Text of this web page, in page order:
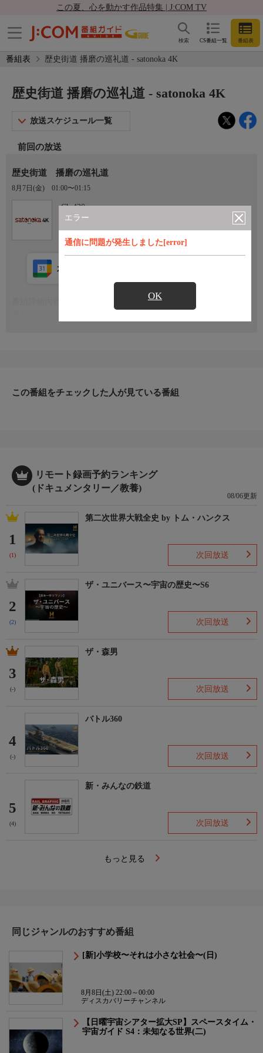
この夏、心を動かす作品特集 | J:COM TV
CS番組一覧 番組表
検索
番組表 歴史街道 播磨の巡礼道 - satonoka 4K
エラー
通信に問題が発生しました[error]
OK
歴史街道 播磨の巡礼道 - satonoka 4K
放送スケジュール一覧
前回の放送
歴史街道 播磨の巡礼道
8月7日(金) 01:00〜01:15
Ch.420
satonoka 4K
カレンダー登録
この番組をチェックした人が見ている番組
リモート録画予約ランキング
(ドキュメンタリー／教養)
08/06更新
1
(1)
第二次世界大戦全史 by トム・ハンクス
次回放送
2
(2)
ザ・ユニバース〜宇宙の歴史〜S6
次回放送
3
(-)
ザ・森男
次回放送
4
(-)
バトル360
次回放送
5
(4)
新・みんなの鉄道
次回放送
もっと見る
同じジャンルのおすすめ番組
[新]小学校〜それは小さな社会〜(日)
8月8日(土) 22:00～00:00
ディスカバリーチャンネル
【日曜宇宙シアター拡大SP】スペースタイム・
宇宙ガイド S4：未知なる世界(二)